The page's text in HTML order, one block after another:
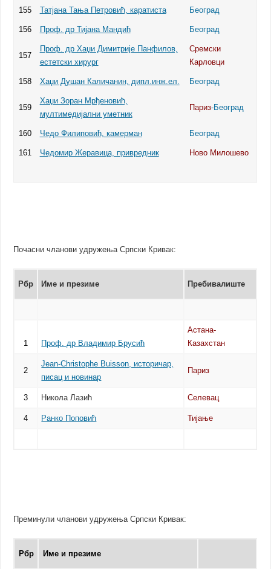
155 Татјана Тања Петровић, каратиста Београд
156 Проф. др Тијана Мандић Београд
157
Проф. др Хаџи Димитрије Панфилов,
естетски хирург
Сремски
Карловци
158 Хаџи Душан Каличанин, дипл.инж.ел. Београд
159
Хаџи Зоран Мрђеновић,
мултимедијални уметник
Париз-Београд
160 Чедо Филиповић, камерман Београд
161 Чедомир Жеравица, привредник Ново Милошево
Почасни чланови удружења Српски Кривак:
Рбр Име и презиме Пребивалиште
1 Проф. др Владимир Брусић
Астана-
Казахстан
2
Јean-Christophe Buisson, историчар,
писац и новинар
Париз
3 Никола Лазић Селевац
4 Ранко Поповић Тијање
Преминули чланови удружења Српски Кривак:
Рбр Име и презиме